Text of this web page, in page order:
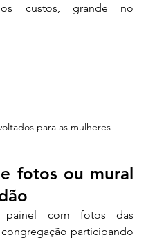
custos, grande no
para as mulheres
fotos ou mural
painel com fotos das
participando